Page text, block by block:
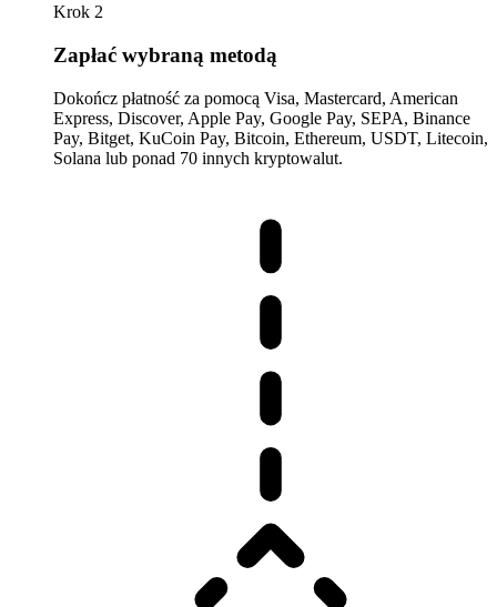
Krok 2
Zapłać wybraną metodą
Dokończ płatność za pomocą Visa, Mastercard, American
Express, Discover, Apple Pay, Google Pay, SEPA, Binance
Pay, Bitget, KuCoin Pay, Bitcoin, Ethereum, USDT, Litecoin,
Solana lub ponad 70 innych kryptowalut.